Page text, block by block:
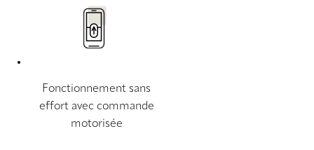
Fonctionnement sans
effort avec commande
motorisée